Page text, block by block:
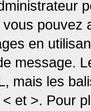
pouvez
en
message.
mais les
et >. Pour